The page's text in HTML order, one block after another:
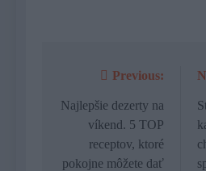
Navigácia
v
článku
Previous:
Najlepšie dezerty na
víkend. 5 TOP
receptov, ktoré
pokojne môžete dať